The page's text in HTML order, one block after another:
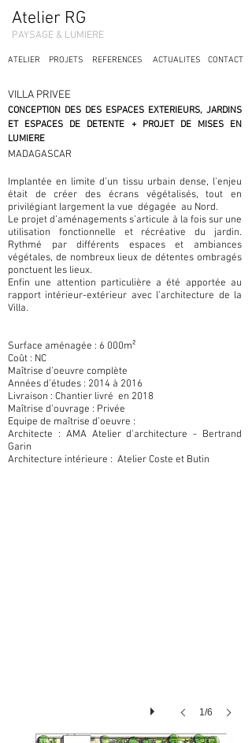
Atelier RG
PAYSAGE & LUMIERE
ATELIER PROJETS REFERENCES ACTUALITES CONTACT
VILLA PRIVEE
CONCEPTION DES DES ESPACES EXTERIEURS, JARDINS
ET ESPACES DE DETENTE + PROJET DE MISES EN
LUMIERE
MADAGASCAR
Implantée en limite d’un tissu urbain dense, l’enjeu
était de créer des écrans végétalisés, tout en
privilégiant largement la vue dégagée au Nord.
Le projet d’aménagements s’articule à la fois sur une
utilisation fonctionnelle et récréative du jardin.
Rythmé par différents espaces et ambiances
végétales, de nombreux lieux de détentes ombragés
ponctuent les lieux.
Enfin une attention particulière a été apportée au
rapport intérieur-extérieur avec l’architecture de la
Villa.
Surface aménagée : 6 000m²
Coût : NC
Maîtrise d’oeuvre complète
Années d’études : 2014 à 2016
Livraison : Chantier livré en 2018
Maîtrise d’ouvrage : Privée
Equipe de maîtrise d’oeuvre :
Architecte : AMA Atelier d'architecture - Bertrand
Garin
Architecture intérieure : Atelier Coste et Butin
1/6